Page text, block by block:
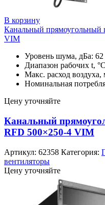
В корзину
Канальный прямоугольный
VIM
Уровень шума, дБа: 62
Диапазон рабочих t,
Макс. расход воздуха,
Номинальная
Цену уточняйте
Канальный
RFD 500×250-4 VIM
Артикул: 62358 Категория:
вентиляторы
Цену уточняйте